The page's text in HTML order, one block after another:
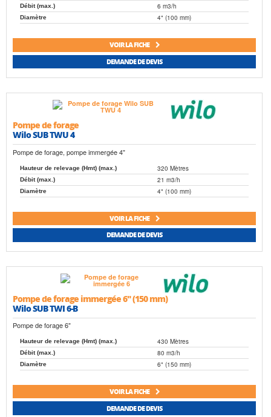
Débit (max.) 6 m3/h
Diamètre 4" (100 mm)
VOIR LA FICHE
DEMANDE DE DEVIS
Pompe de forage
Wilo SUB TWU 4
Pompe de forage, pompe immergée 4"
Hauteur de relevage (Hmt) (max.) 320 Mètres
Débit (max.) 21 m3/h
Diamètre 4" (100 mm)
VOIR LA FICHE
DEMANDE DE DEVIS
Pompe de forage immergée 6" (150 mm)
Wilo SUB TWI 6-B
Pompe de forage 6"
Hauteur de relevage (Hmt) (max.) 430 Mètres
Débit (max.) 80 m3/h
Diamètre 6" (150 mm)
VOIR LA FICHE
DEMANDE DE DEVIS